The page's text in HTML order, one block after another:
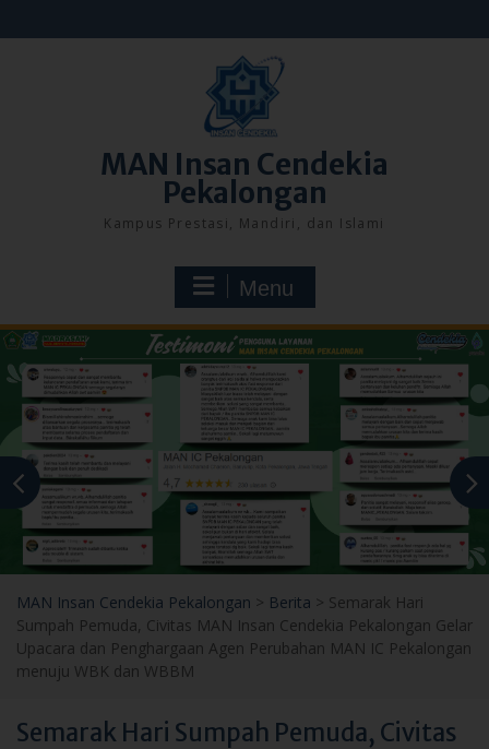
to
MAN Insan Cendekia
Pekalongan
Kampus Prestasi, Mandiri, dan Islami
Menu
MAN Insan Cendekia Pekalongan >Berita
Semarak Hari
Upacara dan Penghargaan Agen Perubahan MAN IC Pekalongan
menuju WBK dan WBBM
Semarak Hari Sumpah Pemuda, Civitas
MAN Insan Cendekia Pekalongan Gelar